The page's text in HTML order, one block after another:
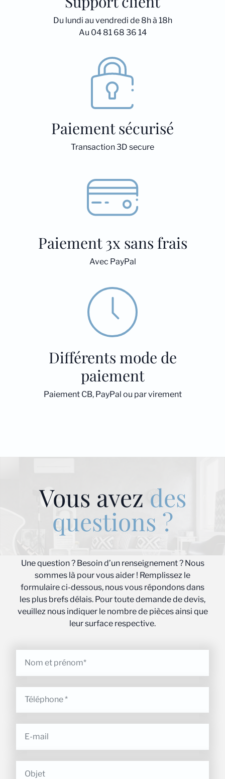
Du lundi au vendredi de 8h à 18h
Au 04 81 68 36 14
Paiement sécurisé
Transaction 3D secure
Paiement 3x sans frais
Avec PayPal
Différents mode de
paiement
Paiement CB, PayPal ou par virement
Vous avez des
questions ?
Une question ? Besoin d’un renseignement ? Nous
sommes là pour vous aider ! Remplissez le
formulaire ci-dessous, nous vous répondons dans
les plus brefs délais. Pour toute demande de devis,
veuillez nous indiquer le nombre de pièces ainsi que
leur surface respective.